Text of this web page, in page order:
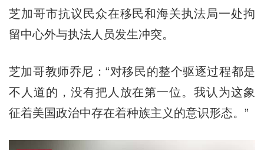
芝加哥市抗议民众在移民和海关执法局一处拘
留中心外与执法人员发生冲突。
芝加哥教师乔尼：“对移民的整个驱逐过程都是
不人道的，没有把人放在第一位。我认为这象
征着美国政治中存在着种族主义的意识形态。”